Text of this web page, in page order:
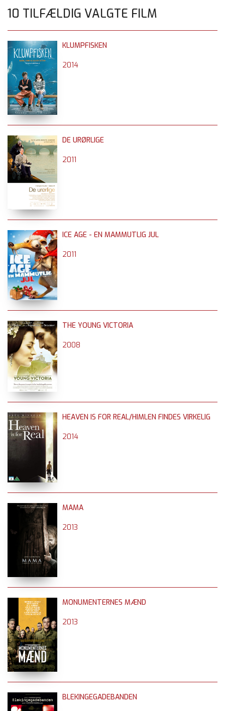
10 TILFÆLDIG VALGTE FILM
KLUMPFISKEN
2014
DE URØRLIGE
2011
ICE AGE - EN MAMMUTLIG JUL
2011
THE YOUNG VICTORIA
2008
HEAVEN IS FOR REAL/HIMLEN FINDES VIRKELIG
2014
MAMA
2013
MONUMENTERNES MÆND
2013
BLEKINGEGADEBANDEN